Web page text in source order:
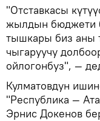
"Отставкасы
жылдын бюджети
тышкары биз аны
чыгаруучу
ойлогонбуз", —
Кулматовдун
"Республика —
Эрнис Докенов